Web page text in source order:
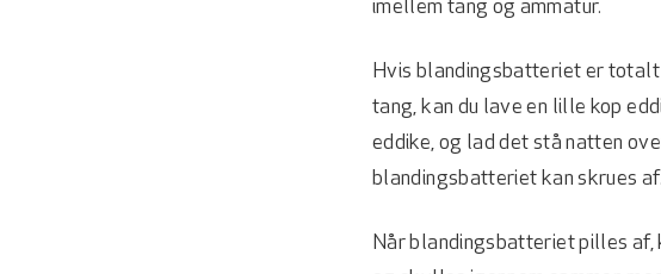
imellem tang og ammatur.
Hvis blandingsbatteriet er totalt
tang, kan du lave en lille kop
eddike, og lad det stå natten
blandingsbatteriet kan skrues af.
Når blandingsbatteriet pilles af,